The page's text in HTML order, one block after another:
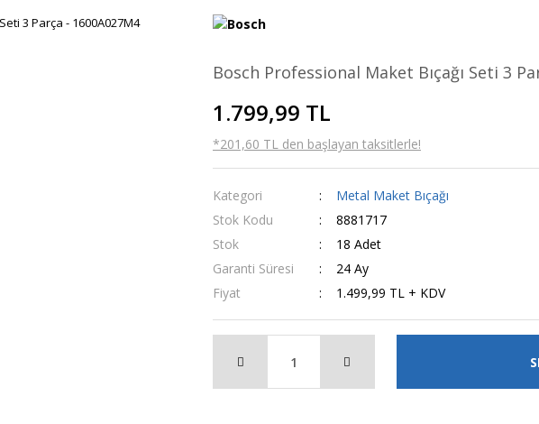
Bosch Professional Maket Bıçağı Seti 3
1.799,99 TL
*201,60 TL den başlayan taksitlerle!
Kategori
Metal Maket Bıçağı
Stok Kodu
8881717
Stok
18 Adet
Garanti Süresi
24 Ay
Fiyat
1.499,99 TL + KDV